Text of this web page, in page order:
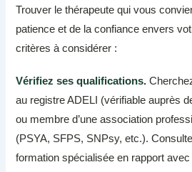
Trouver le thérapeute qui vous
patience et de la confiance envers
critères à considérer :
Vérifiez ses qualifications.
au registre ADELI (vérifiable auprès
ou membre d’une association
(PSYA, SFPS, SNPsy, etc.).
formation spécialisée en rapport